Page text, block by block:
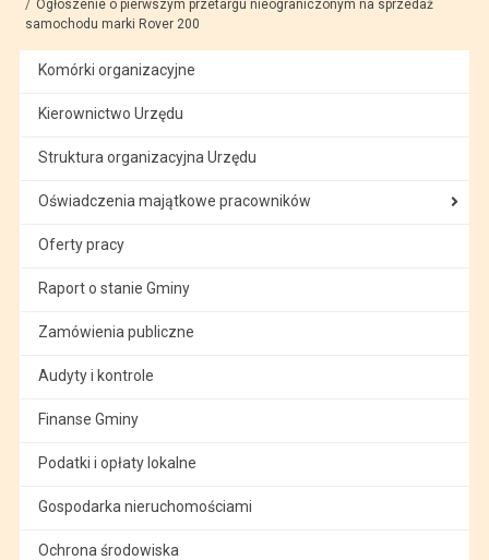
Ogłoszenie o pierwszym przetargu nieograniczonym na sprzedaż
samochodu marki Rover 200
Komórki organizacyjne
Kierownictwo Urzędu
Struktura organizacyjna Urzędu
Oświadczenia majątkowe pracowników
Oferty pracy
Raport o stanie Gminy
Zamówienia publiczne
Audyty i kontrole
Finanse Gminy
Podatki i opłaty lokalne
Gospodarka nieruchomościami
Ochrona środowiska